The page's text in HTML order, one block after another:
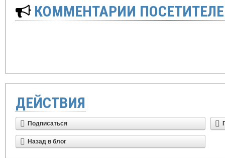
КОММЕНТАРИИ
ДЕЙСТВИЯ
Подписаться
Назад в блог